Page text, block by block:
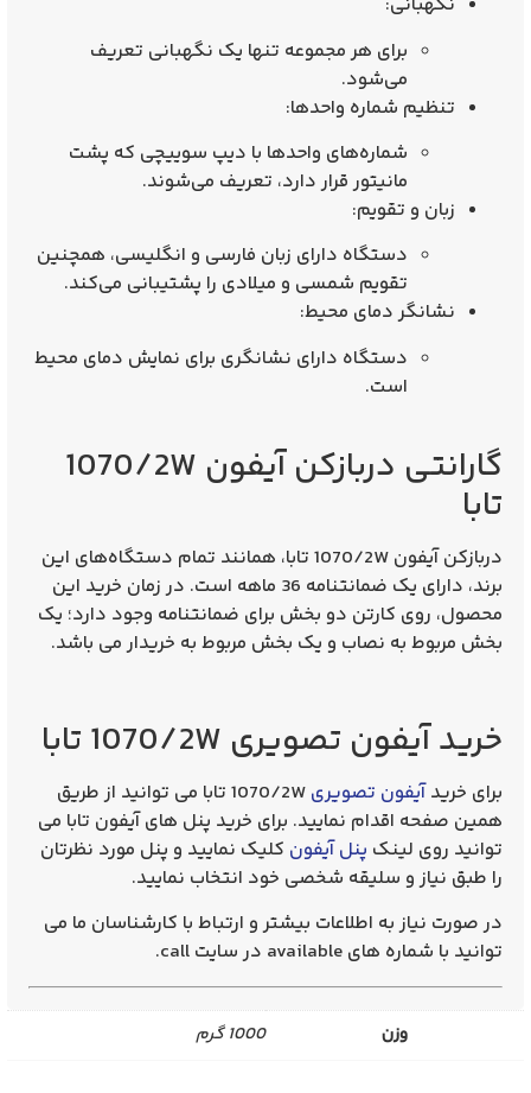
برای هر مجموعه تنها یک نگهبانی تعریف
می‌شود.
تنظیم شماره واحدها:
شماره‌های واحدها با دیپ سوییچی که پشت
مانیتور قرار دارد، تعریف می‌شوند.
زبان و تقویم:
دستگاه دارای زبان فارسی و انگلیسی، همچنین
تقویم شمسی و میلادی را پشتیبانی می‌کند.
نشانگر دمای محیط:
دستگاه دارای نشانگری برای نمایش دمای محیط
است.
گارانتی دربازکن آیفون 1070/2W
تابا
دربازکن آیفون 1070/2W تابا، همانند تمام دستگاه‌های این
برند، دارای یک ضمانتنامه 36 ماهه است. در زمان خرید این
محصول، روی کارتن دو بخش برای ضمانتنامه وجود دارد؛ یک
بخش مربوط به نصاب و یک بخش مربوط به خریدار می باشد.
خرید آیفون تصویری 1070/2W تابا
برای خریدآیفون تصویری تابا می توانید از طریق
همین صفحه اقدام نمایید. برای خرید پنل های آیفون تابا می
توانید روی لینک پنل آیفون کلیک نمایید و پنل مورد نظرتان
را طبق نیاز و سلیقه شخصی خود انتخاب نمایید.
در صورت نیاز به اطلاعات بیشتر و ارتباط با کارشناسان ما می
توانید با شماره های available در سایت call.
وزن 1000 گرم